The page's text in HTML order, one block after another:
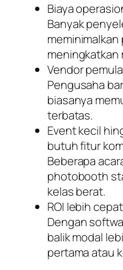
Biaya
Banyak
meningkatkan
Vendor
Pengusaha
biasanya
terbatas.
Event kecil
butuh fitur
Beberapa
photobooth
kelas berat.
ROI lebih cepat
Dengan
balik modal
pertama atau